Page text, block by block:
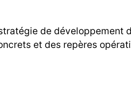
de
et des repères